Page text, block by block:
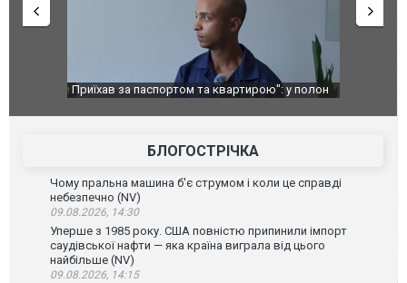
яйцями Приїхав за паспортом та квартирою": у полон
зіркового футболіста Мохамеда Салаха
Одесу
ураганним
БЛОГОСТРІЧКА
Чому пральна машина б'є струмом і коли це справді
небезпечно (NV)
09.08.2026, 14:30
Уперше з 1985 року. США повністю припинили імпорт
саудівської нафти — яка країна виграла від цього
найбільше (NV)
09.08.2026, 14:15